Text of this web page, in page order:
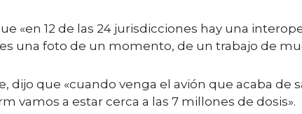
«en 12 de las 24 jurisdicciones hay una
una foto de un momento, de un trabajo de
dijo que «cuando venga el avión que acaba
vamos a estar cerca a las 7 millones de dosis».